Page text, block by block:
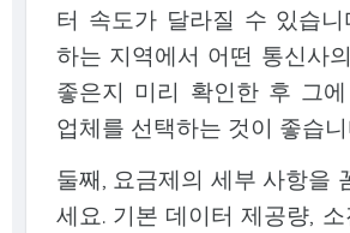
터 속도가 달라질 수 있습
하는 지역에서 어떤 통신사
좋은지 미리 확인한 후 그
업체를 선택하는 것이 좋습
둘째, 요금제의 세부 사항을
세요. 기본 데이터 제공량,